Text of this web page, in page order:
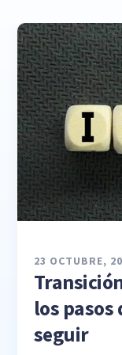
23 OCTUBRE,
los pasos
seguir